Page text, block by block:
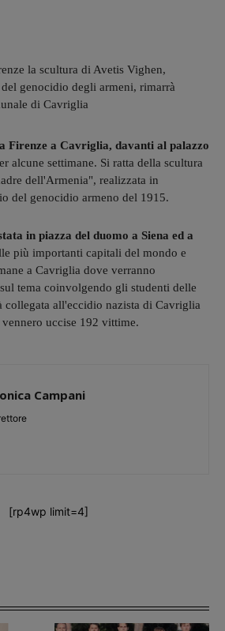
la scultura di Avetis Vighen,
genocidio degli armeni, rimarrà
di Cavriglia
Firenze a Cavriglia, davanti al palazzo
alcune settimane. Si ratta della scultura
dell'Armenia", realizzata in
del genocidio armeno del 1915.
in piazza del duomo a Siena ed a
più importanti capitali del mondo e
a Cavriglia dove verranno
tema coinvolgendo gli studenti delle
collegata all'eccidio nazista di Cavriglia
uccise 192 vittime.
Campani
[rp4wp limit=4]